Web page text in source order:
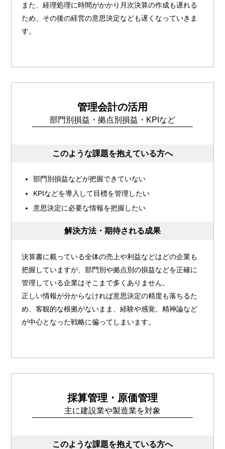
また、経理処理に時間がかかり月次決算の作成も遅れる
ため、その後の経営の意思決定なども遅くなっていきま
す。
管理会計の活用
部門別損益・拠点別損益・KPIなど
このような課題を抱えている方へ
部門別損益などが把握できていない
KPIなどを導入して目標を管理したい
意思決定に必要な情報を把握したい
解決方法・期待される成果
決算書に載っている全体の売上や利益などはどの企業も
把握していますが、部門別や拠点別の損益などを正確に
管理している企業はそこまで多くありません。
正しい情報が分からなければ意思決定の精度も落ちるた
め、客観的な根拠がないまま、経験や感覚、精神論など
が中心となった戦略に偏ってしまいます。
採算管理・原価管理
主に建設業や製造業を対象
このような課題を抱えている方へ